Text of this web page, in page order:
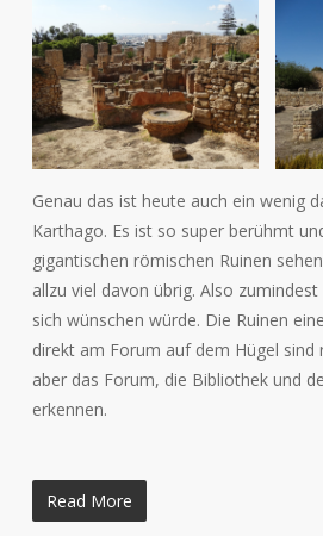
Genau das ist heute auch ein wenig
Karthago. Es ist so super berühmt
gigantischen römischen Ruinen
allzu viel davon übrig. Also
sich wünschen würde. Die Ruinen
direkt am Forum auf dem Hügel
aber das Forum, die Bibliothek und
erkennen.
Read More